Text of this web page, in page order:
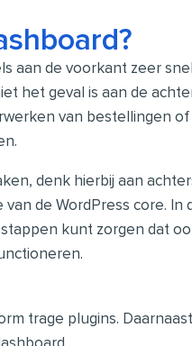
aan de voorkant zeer
het geval is aan de
van bestellingen
denk hierbij aan
de WordPress core. In
kunt zorgen dat
trage plugins.